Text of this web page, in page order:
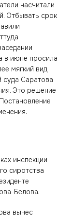
насчитали
Отбывать срок
в июне просила
мягкий вид
суда Саратова
Это решение
инспекции
сиротства
Белова.
вынес